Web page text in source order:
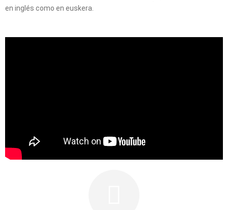
en inglés como en euskera.